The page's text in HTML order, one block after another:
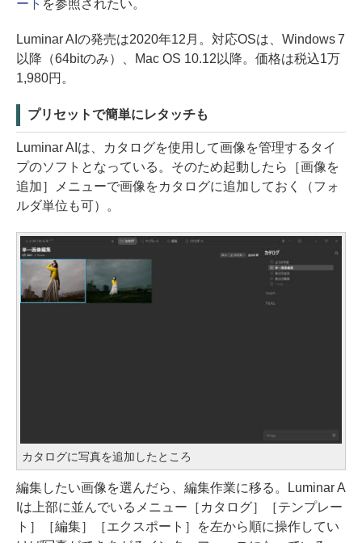
ート を参照されたい。
Luminar AIの発売は2020年12月。対応OSは、Windows 7
以降（64bitのみ）、Mac OS 10.12以降。価格は税込1万
1,980円。
プリセットで簡単にレタッチも
Luminar AIは、カタログを使用して画像を管理するタイ
プのソフトとなっている。そのため起動したら［画像を
追加］メニューで画像をカタログに追加しておく（フォ
ルダ単位も可）。
カタログに写真を追加したところ
編集したい画像を選んだら、編集作業に移る。Luminar A
Iは上部に並んでいるメニュー［カタログ］［テンプレー
ト］［編集］［エクスポート］を左から順に操作してい